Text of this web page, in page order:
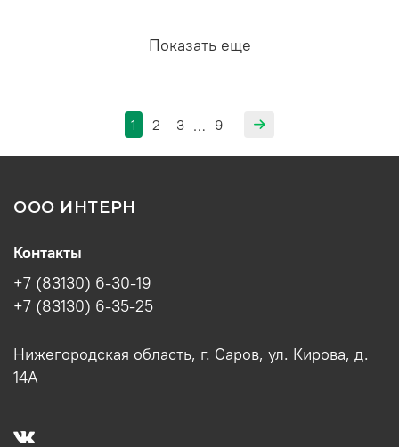
Показать еще
1 2 3 … 9
ООО ИНТЕРН
Контакты
+7 (83130) 6-30-19
+7 (83130) 6-35-25
Нижегородская область, г. Саров, ул. Кирова, д.
14А